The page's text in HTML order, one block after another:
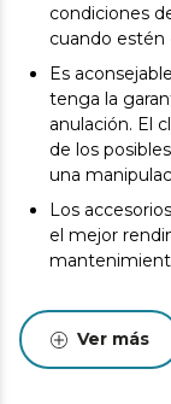
condiciones
cuando estén
Es
tenga la
anulación. El
de los
una
Los
el mejor
Ver más